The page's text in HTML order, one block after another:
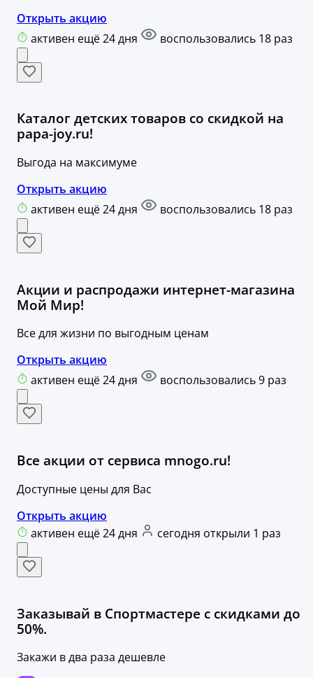
Открыть акцию
активен ещё 24 дня
воспользовались 18 раз
Каталог детских товаров со скидкой на
papa-joy.ru!
Выгода на максимуме
Открыть акцию
активен ещё 24 дня
воспользовались 18 раз
Акции и распродажи интернет-магазина
Мой Мир!
Все для жизни по выгодным ценам
Открыть акцию
активен ещё 24 дня
воспользовались 9 раз
Все акции от сервиса mnogo.ru!
Доступные цены для Вас
Открыть акцию
активен ещё 24 дня
сегодня открыли 1 раз
Заказывай в Спортмастере с скидками до
50%.
Закажи в два раза дешевле